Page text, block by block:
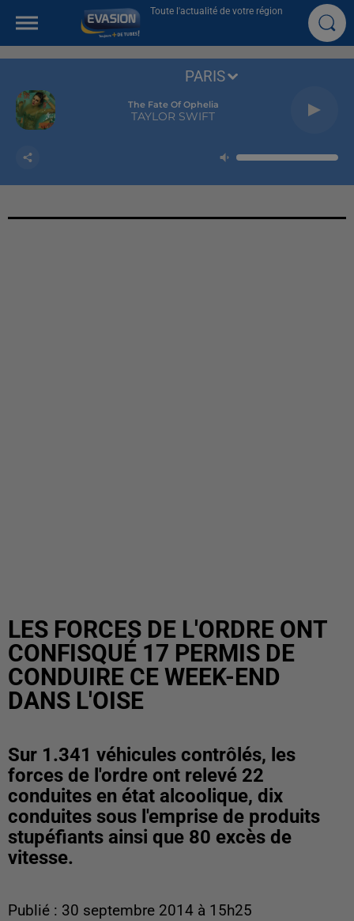
Toute l'actualité de votre région
The Fate Of Ophelia
TAYLOR SWIFT
PARIS
LES FORCES DE L'ORDRE ONT
CONFISQUÉ 17 PERMIS DE
CONDUIRE CE WEEK-END
DANS L'OISE
Sur 1.341 véhicules contrôlés, les
forces de l'ordre ont relevé 22
conduites en état alcoolique, dix
conduites sous l'emprise de produits
stupéfiants ainsi que 80 excès de
vitesse.
Publié : 30 septembre 2014 à 15h25